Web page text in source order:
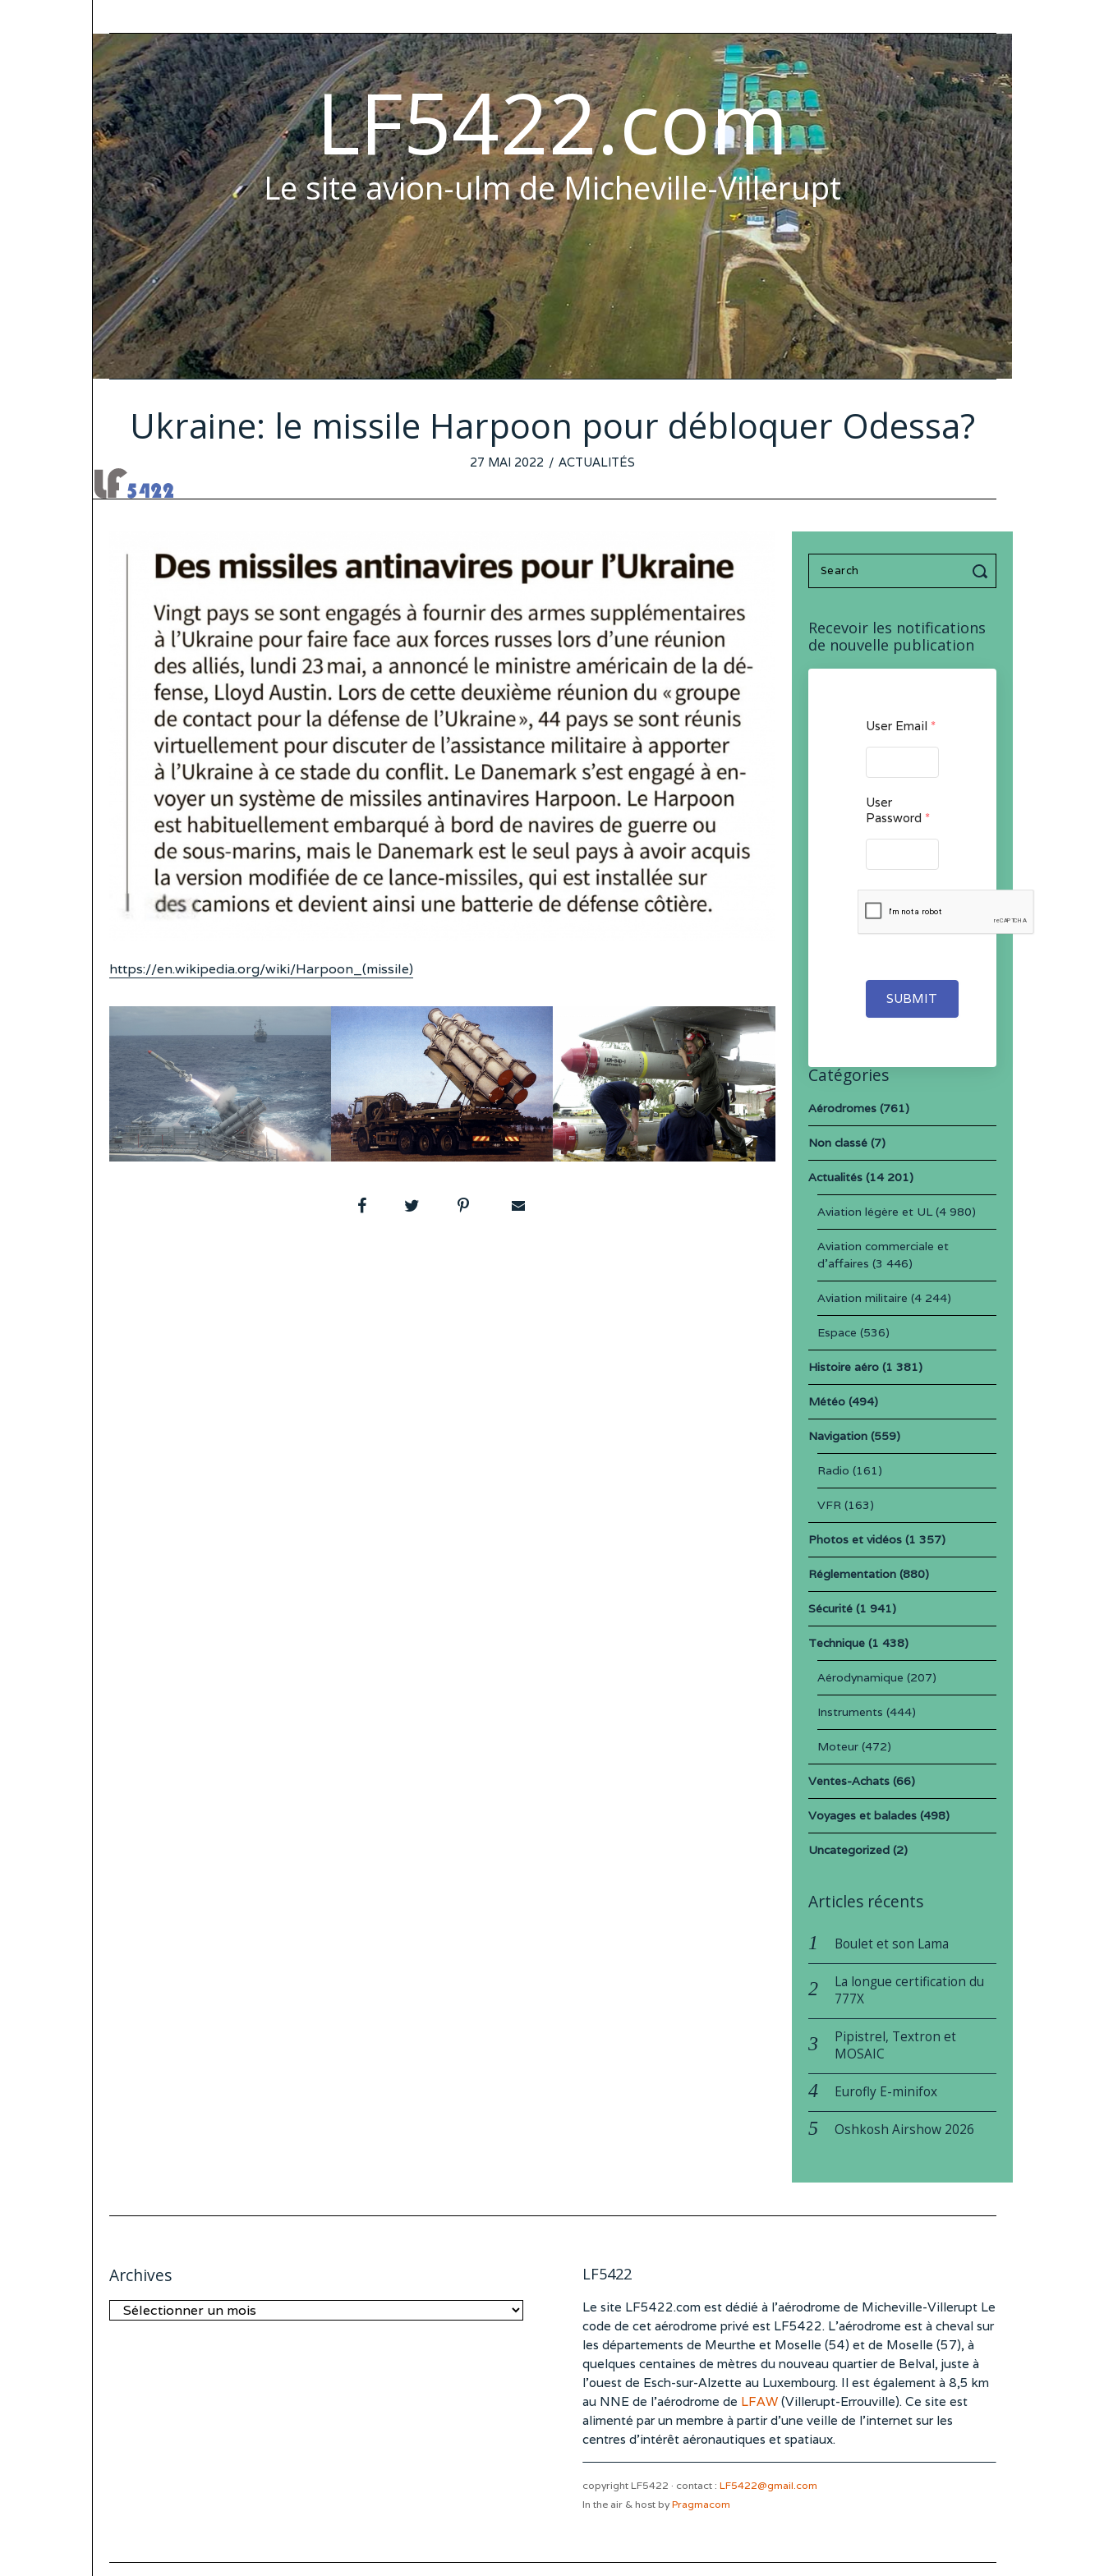
LF5422.com
Le site avion-ulm de Micheville-Villerupt
Ukraine: le missile Harpoon pour débloquer Odessa?
POSTED
27 MAI 2022 24
2022
ACTUALITÉS
https://en.wikipedia.org/wiki/Harpoon_(missile)
Search
for:
Recevoir les notifications
de nouvelle publication
User Email *
User
Password *
SUBMIT
Catégories
Aérodromes(761)
Non classé(7)
Actualités(14 201)
Aviation légère et UL(4 980)
Aviation commerciale et
d'affaires (3 446)
Aviation militaire (4 244)
Espace (536)
Histoire aéro(1 381)
Météo(494)
Navigation(559)
Radio (161)
VFR (163)
Photos et vidéos(1 357)
Réglementation(880)
Sécurité(1 941)
Technique(1 438)
Aérodynamique (207)
Instruments (444)
Moteur(472)
Ventes-Achats(66)
Voyages et balades(498)
Uncategorized(2)
Articles récents
Boulet et son Lama
La longue certification du
777X
Pipistrel, Textron et
MOSAIC
Eurofly E-minifox
Oshkosh Airshow 2026
Archives
Archives
LF5422
Le site LF5422.com est dédié à l’aérodrome de Micheville-Villerupt Le
code de cet aérodrome privé est LF5422. L’aérodrome est à cheval sur
les départements de Meurthe et Moselle (54) et de Moselle (57), à
quelques centaines de mètres du nouveau quartier de Belval, juste à
l’ouest de Esch-sur-Alzette au Luxembourg. Il est également à 8,5 km
au NNE de l’aérodrome de LFAW(Villerupt-Errouville). Ce site est
alimenté par un membre à partir d’une veille de l’internet sur les
centres d’intérêt aéronautiques et spatiaux.
copyright LF5422 · contact : LF5422@gmail.com
In the air & host byPragmacom